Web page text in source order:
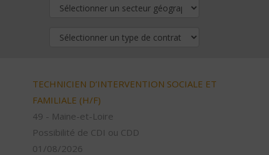
TECHNICIEN D’INTERVENTION SOCIALE ET
FAMILIALE (H/F)
49 - Maine-et-Loire
Possibilité de CDI ou CDD
01/08/2026